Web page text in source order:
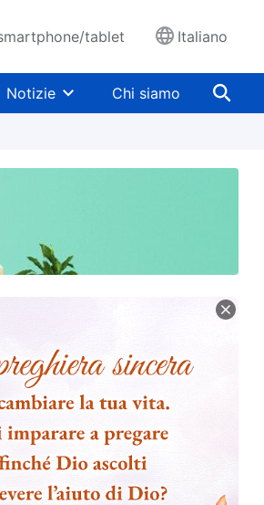
tablet Italiano
Notizie Chi siamo
della corruzione dell’umanità